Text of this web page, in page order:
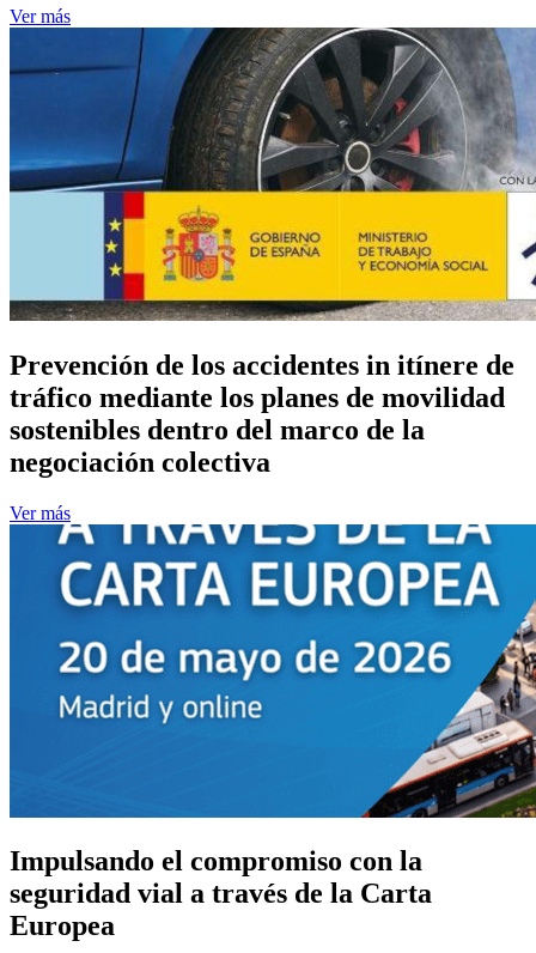
Ver más
Prevención de los accidentes in itínere de
tráfico mediante los planes de movilidad
sostenibles dentro del marco de la
negociación colectiva
Ver más
Impulsando el compromiso con la
seguridad vial a través de la Carta
Europea